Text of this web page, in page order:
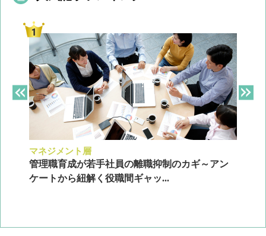
マネジメント層
管理職育成が若手社員の離職抑制のカギ～アン
ケートから紐解く役職間ギャッ...